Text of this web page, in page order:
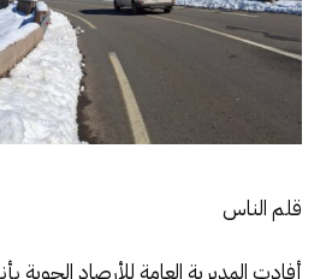
قلم الناس
أفادت المديرية العامة للأرصاد الجوية